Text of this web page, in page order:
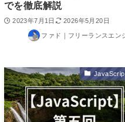
でを徹底解説
2023年7月1日 2026年5月20日
ファド｜フリーランスエン